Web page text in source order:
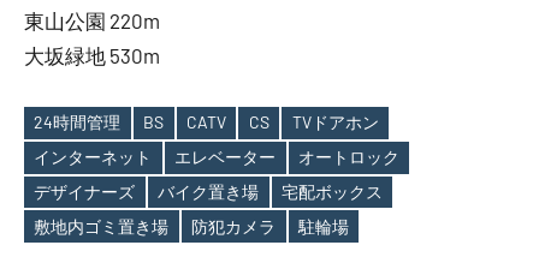
東山公園 220m
大坂緑地 530m
Tags
24時間管理 BS CATV CS
TVドアホン
インターネット
エレベーター
オートロック
デザイナーズ
バイク置き場
宅配ボックス
敷地内ゴミ置き場
防犯カメラ 駐輪場